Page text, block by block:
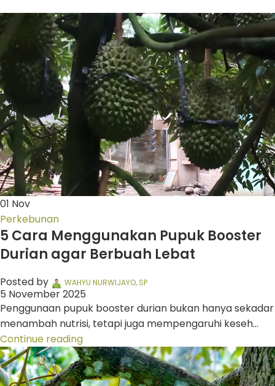
01 Nov
Perkebunan
5 Cara Menggunakan Pupuk Booster
Durian agar Berbuah Lebat
Posted by WAHYU NURWIJAYO, SP
5 November 2025
Penggunaan pupuk booster durian bukan hanya sekadar
menambah nutrisi, tetapi juga mempengaruhi keseh...
Continue reading